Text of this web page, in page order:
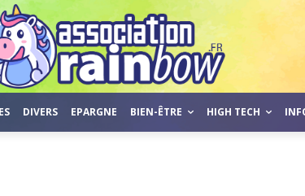
DIVERS EPARGNE BIEN-ÊTRE HIGH TECH